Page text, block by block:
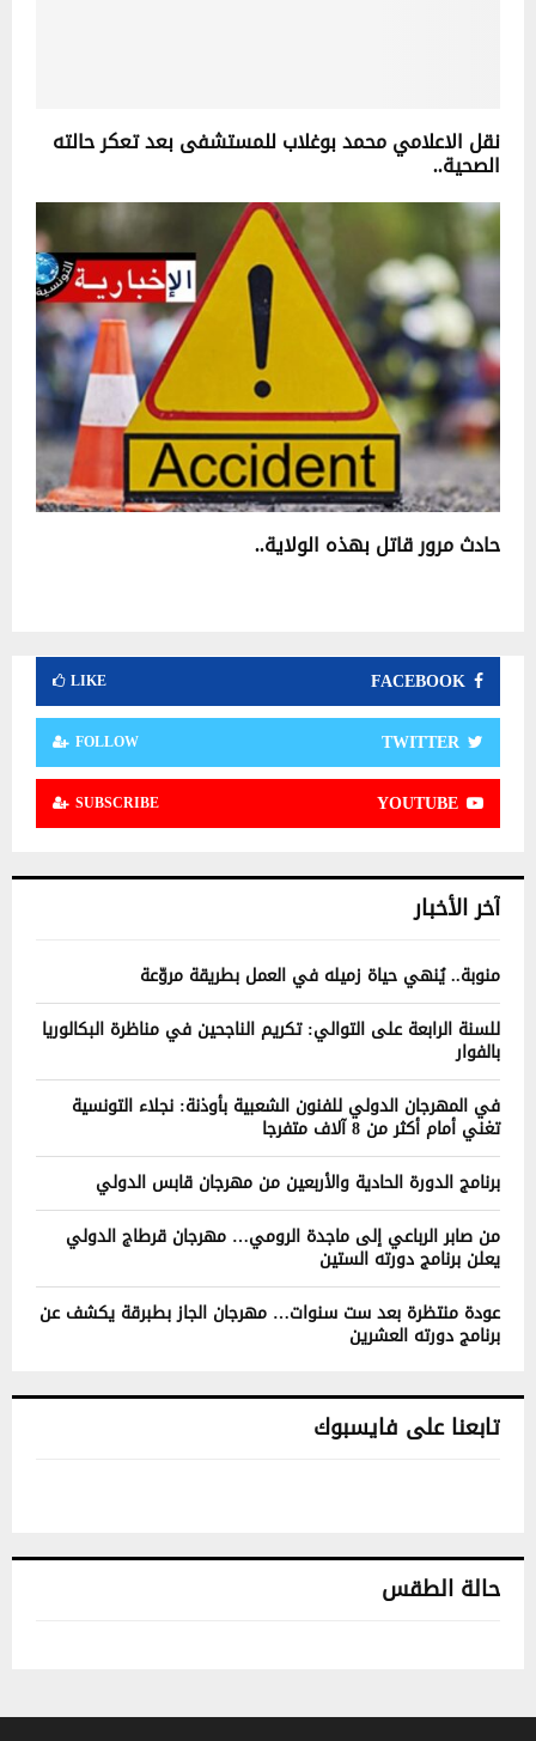
نقل الاعلامي محمد بوغلاب للمستشفى بعد تعكر حالته
الصحية..
حادث مرور قاتل بهذه الولاية..
FACEBOOK
LIKE
TWITTER
FOLLOW
YOUTUBE
SUBSCRIBE
آخر الأخبار
منوبة.. يُنهي حياة زميله في العمل بطريقة مروّعة
للسنة الرابعة على التوالي: تكريم الناجحين في مناظرة البكالوريا
بالفوار
في المهرجان الدولي للفنون الشعبية بأوذنة: نجلاء التونسية
تغني أمام أكثر من 8 آلاف متفرجا
برنامج الدورة الحادية والأربعين من مهرجان قابس الدولي
من صابر الرباعي إلى ماجدة الرومي… مهرجان قرطاج الدولي
يعلن برنامج دورته الستين
عودة منتظرة بعد ست سنوات… مهرجان الجاز بطبرقة يكشف عن
برنامج دورته العشرين
تابعنا على فايسبوك
حالة الطقس